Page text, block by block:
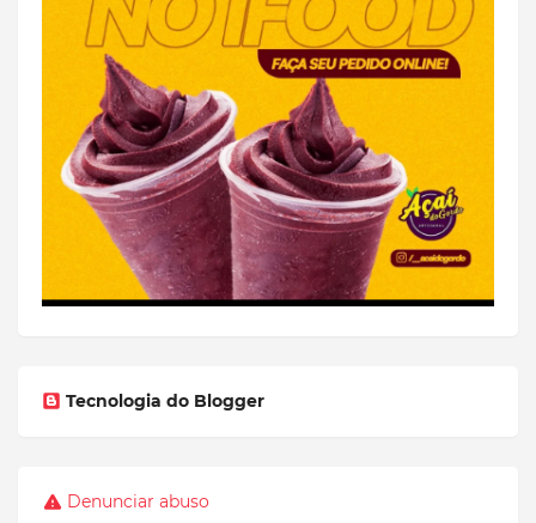
Tecnologia do Blogger
Denunciar abuso